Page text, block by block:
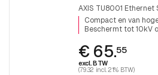
AXIS TU8001
Compact en van
Beschermt tot 10kV
€ 65.55
excl. BTW
(79.32 incl. 21% BTW)